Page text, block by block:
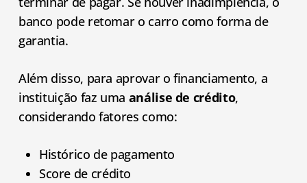
banco pode retomar o carro como forma de
garantia.
Além disso, para aprovar o financiamento, a
instituição faz uma análise de crédito,
considerando fatores como:
Histórico de pagamento
Score de crédito